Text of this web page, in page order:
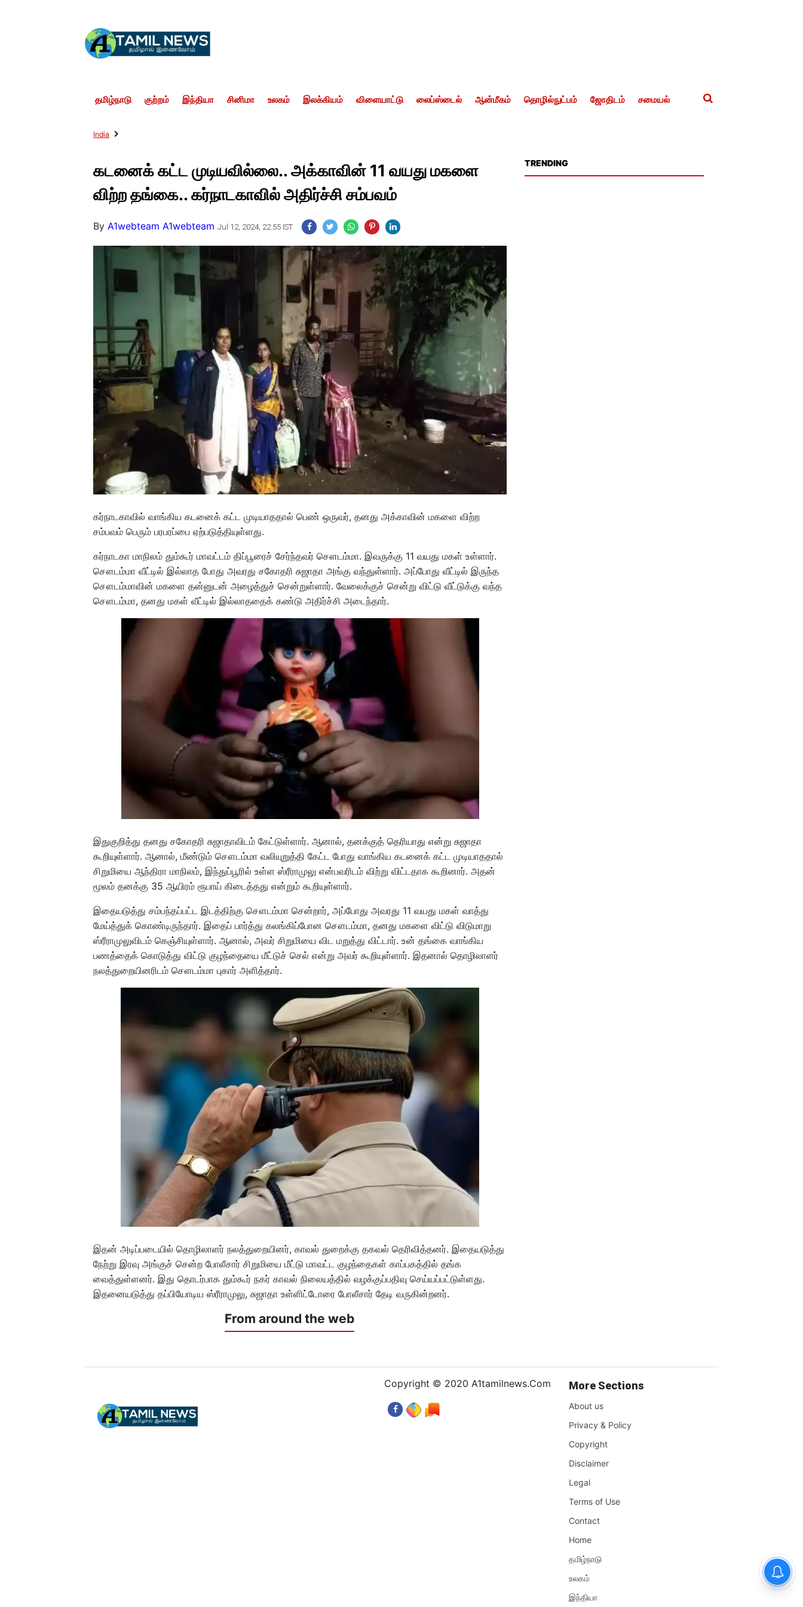
தமிழ்நாடு குற்றம் இந்தியா சினிமா உலகம் இலக்கியம் விளையாட்டு லைப்ஸ்டைல் ஆன்மீகம் தொழில்நுட்பம் ஜோதிடம் சமையல்
India
கடனைக் கட்ட முடியவில்லை.. அக்காவின் 11 வயது மகளை
விற்ற தங்கை.. கர்நாடகாவில் அதிர்ச்சி சம்பவம்
ByA1webteam A1webteam Jul 12, 2024, 22:55 IST
கர்நாடகாவில் வாங்கிய கடனைக் கட்ட முடியாததால் பெண் ஒருவர், தனது அக்காவின் மகளை விற்ற
சம்பவம் பெரும் பரபரப்பை ஏற்படுத்தியுள்ளது.
கர்நாடகா மாநிலம் தும்கூர் மாவட்டம் திப்பூரைச் சேர்ந்தவர் சௌடம்மா. இவருக்கு 11 வயது மகள் உள்ளார்.
சௌடம்மா வீட்டில் இல்லாத போது அவரது சகோதரி சுஜாதா அங்கு வந்துள்ளார். அப்போது வீட்டில் இருந்த
சௌடம்மாவின் மகளை தன்னுடன் அழைத்துச் சென்றுள்ளார். வேலைக்குச் சென்று விட்டு வீட்டுக்கு வந்த
சௌடம்மா, தனது மகள் வீட்டில் இல்லாததைக் கண்டு அதிர்ச்சி அடைந்தார்.
இதுகுறித்து தனது சகோதரி சுஜாதாவிடம் கேட்டுள்ளார். ஆனால், தனக்குத் தெரியாது என்று சுஜாதா
கூறியுள்ளார். ஆனால், மீண்டும் சௌடம்மா வலியுறுத்தி கேட்ட போது வாங்கிய கடனைக் கட்ட முடியாததால்
சிறுமியை ஆந்திரா மாநிலம், இந்துப்பூரில் உள்ள ஸ்ரீராமுலு என்பவரிடம் விற்று விட்டதாக கூறினார். அதன்
மூலம் தனக்கு 35 ஆயிரம் ரூபாய் கிடைத்தது என்றும் கூறியுள்ளார்.
இதையடுத்து சம்பந்தப்பட்ட இடத்திற்கு சௌடம்மா சென்றார், அப்போது அவரது 11 வயது மகள் வாத்து
மேய்த்துக் கொண்டிருந்தார். இதைப் பார்த்து கலங்கிப்போன சௌடம்மா, தனது மகளை விட்டு விடுமாறு
ஸ்ரீராமுலுவிடம் கெஞ்சியுள்ளார். ஆனால், அவர் சிறுமியை விட மறுத்து விட்டார். உன் தங்கை வாங்கிய
பணத்தைக் கொடுத்து விட்டு குழந்தையை மீட்டுச் செல் என்று அவர் கூறியுள்ளார். இதனால் தொழிலாளர்
நலத்துறையினரிடம் சௌடம்மா புகார் அளித்தார்.
இதன் அடிப்படையில் தொழிலாளர் நலத்துறையினர், காவல் துறைக்கு தகவல் தெரிவித்தனர். இதையடுத்து
நேற்று இரவு அங்குச் சென்ற போலீசார் சிறுமியை மீட்டு மாவட்ட குழந்தைகள் காப்பகத்தில் தங்க
வைத்துள்ளனர். இது தொடர்பாக தும்கூர் நகர் காவல் நிலையத்தில் வழக்குப்பதிவு செய்யப்பட்டுள்ளது.
இதனையடுத்து தப்பியோடிய ஸ்ரீராமுலு, சுஜாதா உள்ளிட்டோரை போலீசார் தேடி வருகின்றனர்.
From around the web
TRENDING
Copyright © 2020 A1tamilnews.Com More Sections
About us
Privacy & Policy
Copyright
Disclaimer
Legal
Terms of Use
Contact
Home
தமிழ்நாடு
உலகம்
இந்தியா